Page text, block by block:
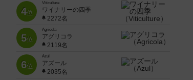
4位
Viticulture
ワイナリーの四季
2272名
5位
Agricola
アグリコラ
2119名
6位
Azul
アズール
2035名